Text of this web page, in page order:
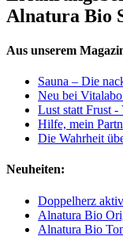
Alnatura Bio
Aus unserem
Sauna – Die
Neu bei
Lust statt Frust -
Hilfe, mein
Die Wahrheit
Neuheiten:
Doppelherz
Alnatura Bio
Alnatura Bio